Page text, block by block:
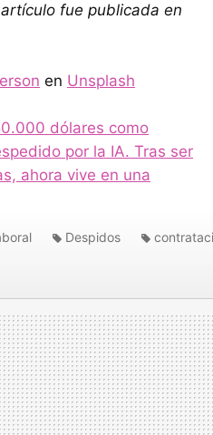
fue publicada en
en Unsplash
dólares como
por la IA. Tras ser
ahora vive en una
Despidos